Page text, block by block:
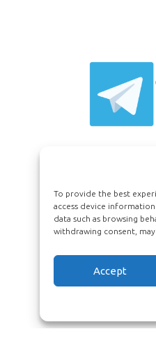
To provide the best
access device
data such as browsing
withdrawing consent,
Accept